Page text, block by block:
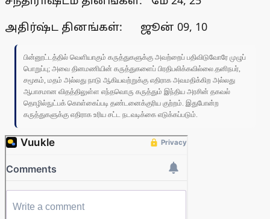
அதிர்ஷ்ட தினங்கள்: ஜூன் 09, 10
பின்னூட்டத்தில் வெளியாகும் கருத்துகளுக்கு அவற்றைப் பதிவிடுவோரே முழுப்
பொறுப்பு; அவை தினமணியின் கருத்துகளைப் பிரதிபலிக்கவில்லை.தனிநபர்,
சமூகம், மதம் அல்லது நாடு ஆகியவற்றுக்கு எதிராக அவமதிக்கிற அல்லது
ஆபாசமான விதத்திலுள்ள எந்தவொரு கருத்தும் இந்திய அரசின் தகவல்
தொழில்நுட்பக் கொள்கைப்படி தண்டனைக்குரிய குற்றம். இதுபோன்ற
கருத்துகளுக்கு எதிராக உரிய சட்ட நடவடிக்கை எடுக்கப்படும்.